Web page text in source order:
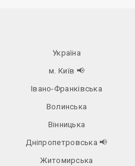
Україна
м. Київ 📢
Івано-Франківська
Волинська
Вінницька
Дніпропетровська📢
Житомирська